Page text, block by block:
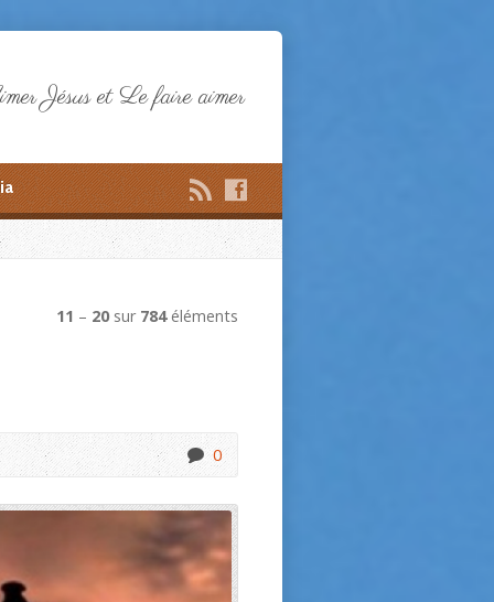
Jésus et Le faire aimer
11 – 20 sur 784éléments
0